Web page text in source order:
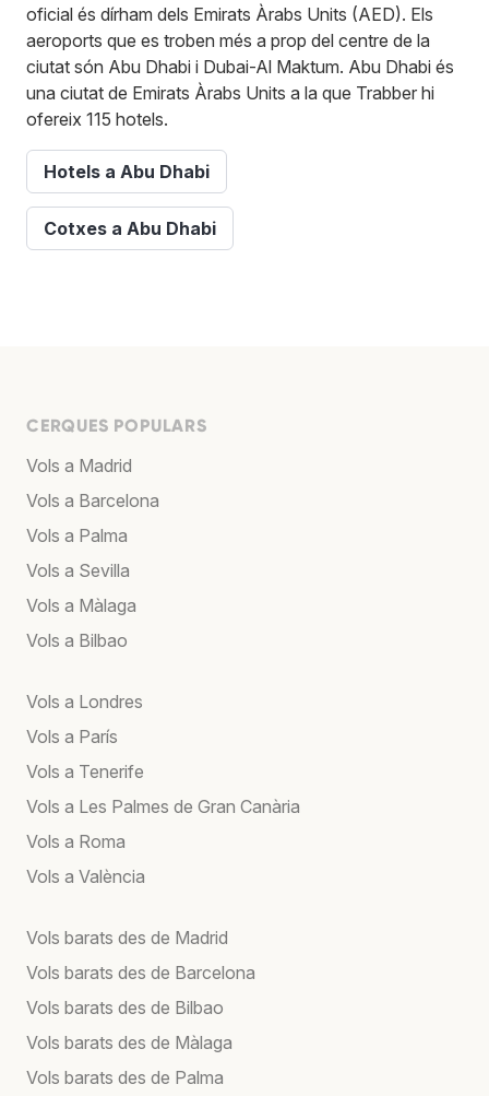
oficial és dírham dels Emirats Àrabs Units (AED). Els
aeroports que es troben més a prop del centre de la
ciutat són Abu Dhabi i Dubai-Al Maktum. Abu Dhabi és
una ciutat de Emirats Àrabs Units a la que Trabber hi
ofereix 115 hotels.
Hotels a Abu Dhabi
Cotxes a Abu Dhabi
CERQUES POPULARS
Vols a Madrid
Vols a Barcelona
Vols a Palma
Vols a Sevilla
Vols a Màlaga
Vols a Bilbao
Vols a Londres
Vols a París
Vols a Tenerife
Vols a Les Palmes de Gran Canària
Vols a Roma
Vols a València
Vols barats des de Madrid
Vols barats des de Barcelona
Vols barats des de Bilbao
Vols barats des de Màlaga
Vols barats des de Palma